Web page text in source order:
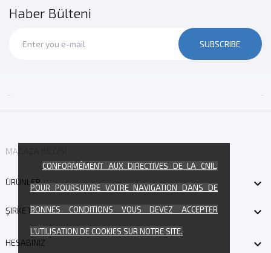
Haber Bülteni
SUBSCRIBE
 
MAĞAZA BILGISI
ÜRÜNLER 
ŞIRKETIMIZ 
HESABINIZ 
CONFORMÉMENT AUX DIRECTIVES DE LA CNIL,
POUR POURSUIVRE VOTRE NAVIGATION DANS DE
BONNES CONDITIONS VOUS DEVEZ ACCEPTER
L'UTILISATION DE COOKIES SUR NOTRE SITE.